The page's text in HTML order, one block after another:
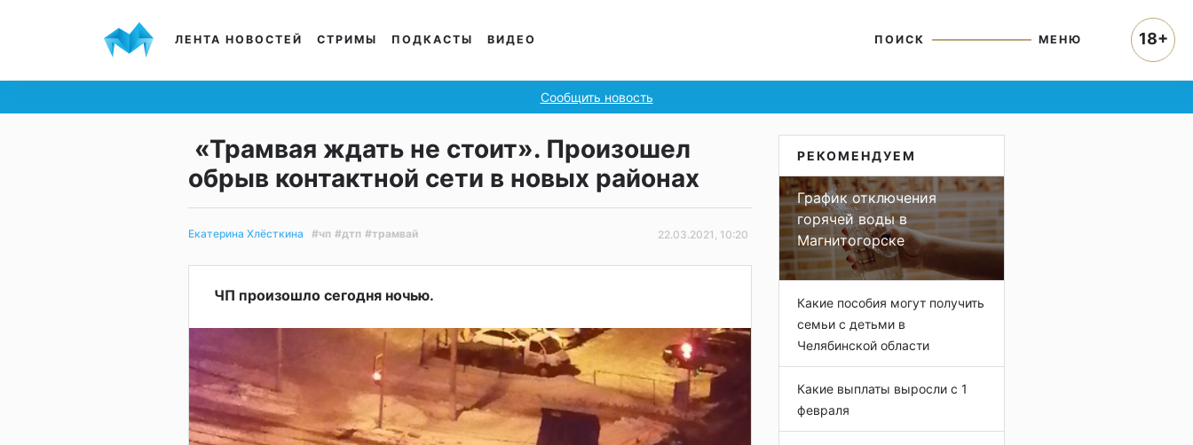
ЛЕНТА НОВОСТЕЙ СТРИМЫ ПОДКАСТЫ ВИДЕО ПОИСК МЕНЮ
Сообщить новость
«Трамвая ждать не стоит». Произошел
обрыв контактной сети в новых районах
Екатерина Хлёсткина #чп #дтп #трамвай 22.03.2021, 10:20
ЧП произошло сегодня ночью.
РЕКОМЕНДУЕМ
График отключения
горячей воды в
Магнитогорске
Какие пособия могут получить
семьи с детьми в
Челябинской области
Какие выплаты выросли с 1
февраля
18+